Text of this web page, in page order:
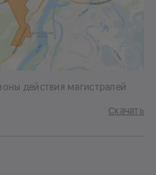
действия магистралей
Скачать